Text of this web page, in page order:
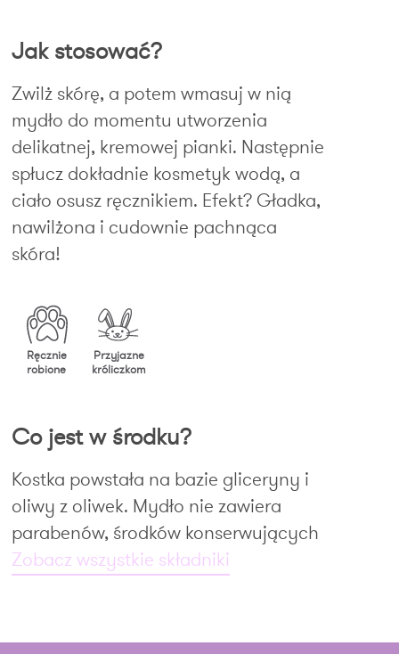
Jak stosować?
Zwilż skórę, a potem wmasuj w nią
mydło do momentu utworzenia
delikatnej, kremowej pianki. Następnie
spłucz dokładnie kosmetyk wodą, a
ciało osusz ręcznikiem. Efekt? Gładka,
nawilżona i cudownie pachnąca
skóra!
Ręcznie
robione
Przyjazne
króliczkom
Co jest w środku?
Kostka powstała na bazie gliceryny i
oliwy z oliwek. Mydło nie zawiera
parabenów, środków konserwujących
oraz PEG.
Propylene Glycol, Sorbitol, Sodium
Zobacz wszystkie składniki